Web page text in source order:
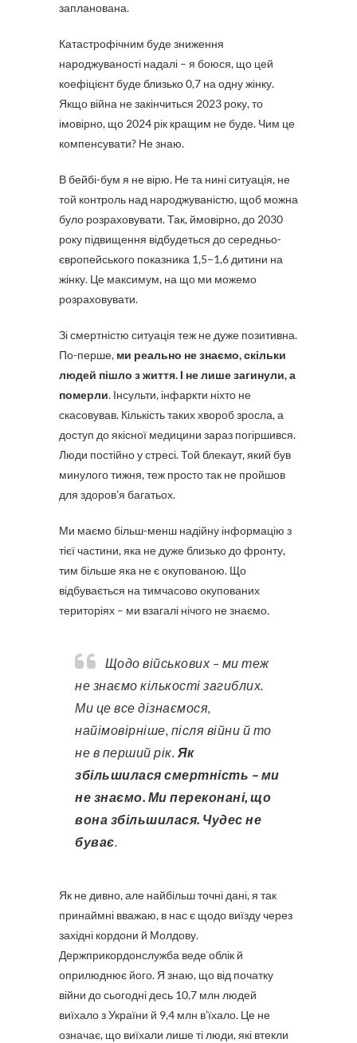
запланована.
Катастрофічним буде зниження
народжуваності надалі – я боюся, що цей
коефіцієнт буде близько 0,7 на одну жінку.
Якщо війна не закінчиться 2023 року, то
імовірно, що 2024 рік кращим не буде. Чим це
компенсувати? Не знаю.
В бейбі-бум я не вірю. Не та нині ситуація, не
той контроль над народжуваністю, щоб можна
було розраховувати. Так, ймовірно, до 2030
року підвищення відбудеться до середньо-
європейського показника 1,5–1,6 дитини на
жінку. Це максимум, на що ми можемо
розраховувати.
Зі смертністю ситуація теж не дуже позитивна.
По-перше, ми реально не знаємо, скільки
людей пішло з життя. І не лише загинули, а
померли. Інсульти, інфаркти ніхто не
скасовував. Кількість таких хвороб зросла, а
доступ до якісної медицини зараз погіршився.
Люди постійно у стресі. Той блекаут, який був
минулого тижня, теж просто так не пройшов
для здоров’я багатьох.
Ми маємо більш-менш надійну інформацію з
тієї частини, яка не дуже близько до фронту,
тим більше яка не є окупованою. Що
відбувається на тимчасово окупованих
територіях – ми взагалі нічого не знаємо.
Щодо військових – ми теж
не знаємо кількості загиблих.
Ми це все дізнаємося,
найімовірніше, після війни й то
не в перший рік. Як
збільшилася смертність – ми
не знаємо. Ми переконані, що
вона збільшилася. Чудес не
буває.
Як не дивно, але найбільш точні дані, я так
принаймні вважаю, в нас є щодо виїзду через
західні кордони й Молдову.
Держприкордонслужба веде облік й
оприлюднює його. Я знаю, що від початку
війни до сьогодні десь 10,7 млн людей
виїхало з України й 9,4 млн в’їхало. Це не
означає, що виїхали лише ті люди, які втекли